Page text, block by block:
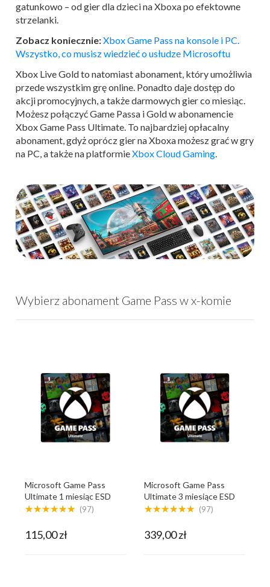
gatunkowo – od gier dla dzieci na Xboxa po efektowne
strzelanki.
Zobacz koniecznie:Xbox Game Pass na konsole i PC.
Wszystko, co musisz wiedzieć o usłudze Microsoftu
Xbox Live Gold to natomiast abonament, który umożliwia
przede wszystkim grę online. Ponadto daje dostęp do
akcji promocyjnych, a także darmowych gier co miesiąc.
Możesz połączyć Game Passa i Gold w abonamencie
Xbox Game Pass Ultimate. To najbardziej opłacalny
abonament, gdyż oprócz gier na Xboxa możesz grać w gry
na PC, a także na platformieXbox Cloud Gaming.
Wybierz abonament Game Pass w x-komie
Microsoft Game Pass
Ultimate 1 miesiąc ESD
★★★★★★ (97)
115,00 zł
Microsoft Game Pass
Ultimate 3 miesiące ESD
★★★★★★ (97)
339,00 zł